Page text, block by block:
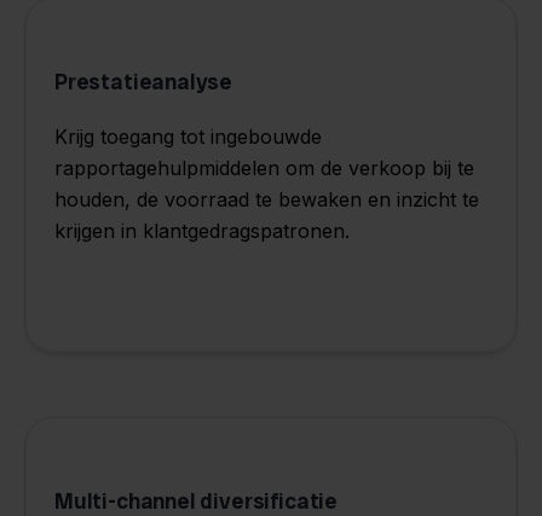
Prestatieanalyse
Krijg toegang tot ingebouwde
rapportagehulpmiddelen om de verkoop bij te
houden, de voorraad te bewaken en inzicht te
krijgen in klantgedragspatronen.
Multi-channel diversificatie